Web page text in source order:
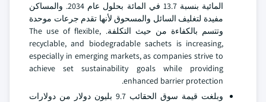
المائية بنسبة 13.7 في المائة بحلول عام 2034. والمساكن
مفيدة لتغليف السائل والمسحوق لأنها تقدم جرعات موحدة
وتتسم بالكفاءة من حيث التكلفة. The use of flexible,
recyclable, and biodegradable sachets is increasing,
especially in emerging markets, as companies strive to
achieve set sustainability goals while providing
enhanced barrier protection.
وبلغت قيمة سوق الحقائب 9.7 بليون دولار من دولارات